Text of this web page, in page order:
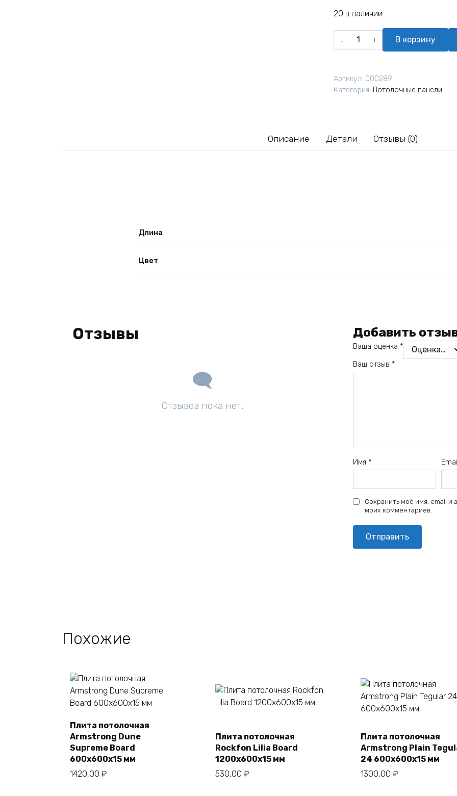
20 в наличии
Количество
товара
Armstrong
600х600х15
В корзину
Артикул: 000289
Категория: Потолочные панели
Описание Детали Отзывы (0)
Длина
Цвет
Отзывы
Отзывов пока нет.
Добавить
Ваша оценка *
Ваш отзыв *
Имя *
Сохранить моё имя, email и
моих комментариев.
Похожие
В корзину
Плита потолочная
Armstrong Dune
Supreme Board
600х600х15 мм
1420,00 ₽
В корзину
Плита потолочная
Rockfon Lilia Board
1200х600х15 мм
530,00 ₽
В корзину
Плита потолочная
Armstrong Plain
24 600х600х15 мм
1300,00 ₽